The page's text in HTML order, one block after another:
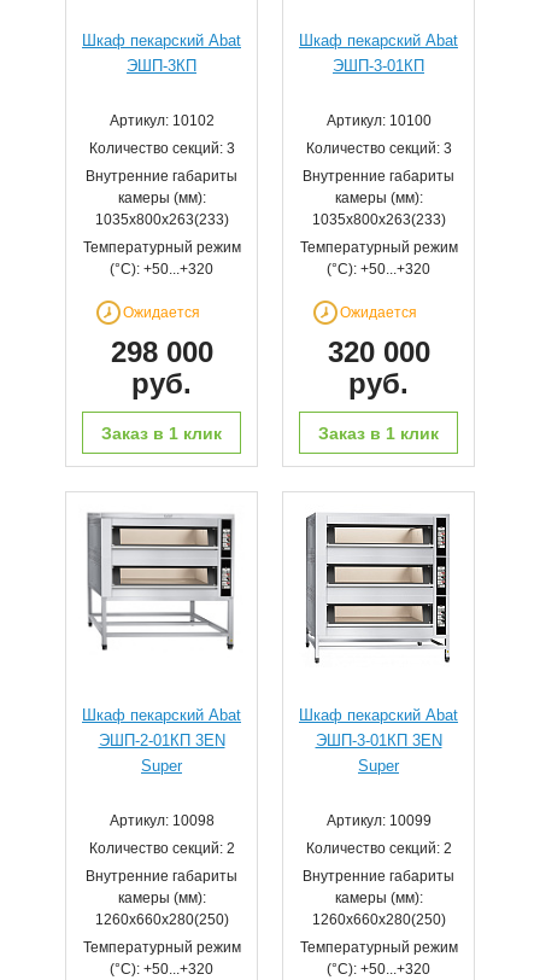
Шкаф пекарский Abat
ЭШП-3КП
Артикул: 10102
Количество секций: 3
Внутренние габариты
камеры (мм):
1035х800х263(233)
Температурный режим
(°С): +50...+320
Ожидается
298 000
руб.
Заказ в 1 клик
Шкаф пекарский Abat
ЭШП-3-01КП
Артикул: 10100
Количество секций: 3
Внутренние габариты
камеры (мм):
1035х800х263(233)
Температурный режим
(°С): +50...+320
Ожидается
320 000
руб.
Заказ в 1 клик
Шкаф пекарский Abat
ЭШП-2-01КП 3EN
Super
Артикул: 10098
Количество секций: 2
Внутренние габариты
камеры (мм):
1260x660x280(250)
Температурный режим
(°С): +50...+320
Шкаф пекарский Abat
ЭШП-3-01КП 3EN
Super
Артикул: 10099
Количество секций: 2
Внутренние габариты
камеры (мм):
1260x660x280(250)
Температурный режим
(°С): +50...+320